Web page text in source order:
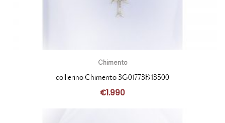
Chimento
collierino Chimento 3G01773B13500
€1.990